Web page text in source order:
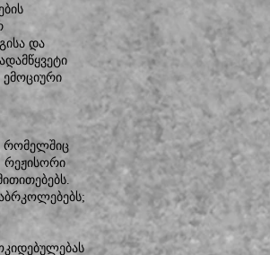
და
ემოციური
რომელშიც
რეჟისორი